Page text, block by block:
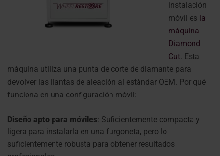
instalación
móvil es la
máquina
Diamond
Cut. Esta
máquina utiliza una punta de corte de diamante para
devolver las llantas de aleación al estándar OEM. Por qué
funciona en una configuración móvil:
Diseño apto para móviles: Suficientemente compacta y
ligera para instalarla en una furgoneta, pero lo
suficientemente robusta para obtener resultados